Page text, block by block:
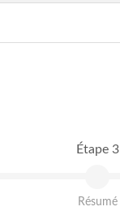
Étape 3
Résumé